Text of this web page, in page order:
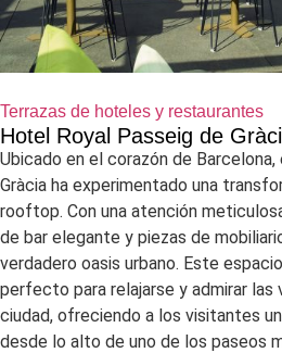
Terrazas de hoteles y restaurantes
Hotel Royal Passeig de
Ubicado en el corazón de
Gràcia ha experimentado una
rooftop. Con una atención
de bar elegante y piezas de
verdadero oasis urbano. Este
perfecto para relajarse y admirar las
ciudad, ofreciendo a los visitantes
desde lo alto de uno de los paseos